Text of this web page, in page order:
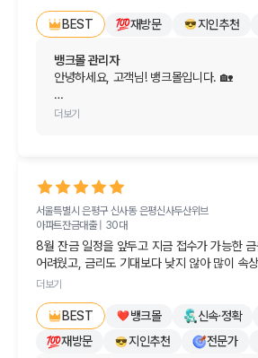
더 꼼꼼하게 비교해 드릴 테니 부담 없이 편
소중한 친구분과의 인연으로 만난 만큼, 앞
보금자리를 마련하시는 모든 과정이 순조롭
남겨주셔서 정말 감사합니다. 😊
결혼이라는 인생의 큰 경사를 앞두고 첫 집
준비하시느라 마음고생이 많으셨을 텐데, 뱅
조금이나마 답답함을 해소해 드린 것 같아
기쁩니다!
부동산 정책과 대출 조건 때문에 미리 방향
매우 현명한 선택입니다. 그런 소중한 과정
드릴 수 있어 참 다행입니다.
현재 상황에 맞춰 대출 진행 시기와 확인해야 할
주셔서 이해하기 좋았어요.
바로 진행하는 것은 아니지만 내년 초쯤 계약을
상담 감사드립니다!
BEST 재방문 지인추천
뱅크몰 관리자
안녕하세요, 고객님! 뱅크몰입니다. 🏡
소중한 후기를 남겨주셔서 진심으로 감사드
세우시는 데 실질적인 도움이 되었다니 더없
보람차네요. 대출 시기와 체크포인트를 명
참 다행입니다. 🗺️
내년 초 본격적인 계약 일정에 맞춰 다시 방
시점의 가장 유리한 금리와 최적의 조건들
비교하여 깔끔하게 안내해 드리겠습니다.
내 집 마련을 향해 차근차근 준비하시는 모
순조롭기를 바라며, 늘 든든한 금융 길잡이
있겠습니다.
더보기
서울특별시 은평구 신사동은평신사두산위브
아파트잔금대출 | 30대
8월 잔금 일정을 앞두고 지금 접수가 가능한
어려웠고, 금리도 기대보다 낮지 않아 많이 속
그러다 뱅크몰을 알게 되었고, 덕분에 제 상황
감사드립니다.
더보기
BEST 뱅크몰 신속·정확
재방문
지인추천 전문가